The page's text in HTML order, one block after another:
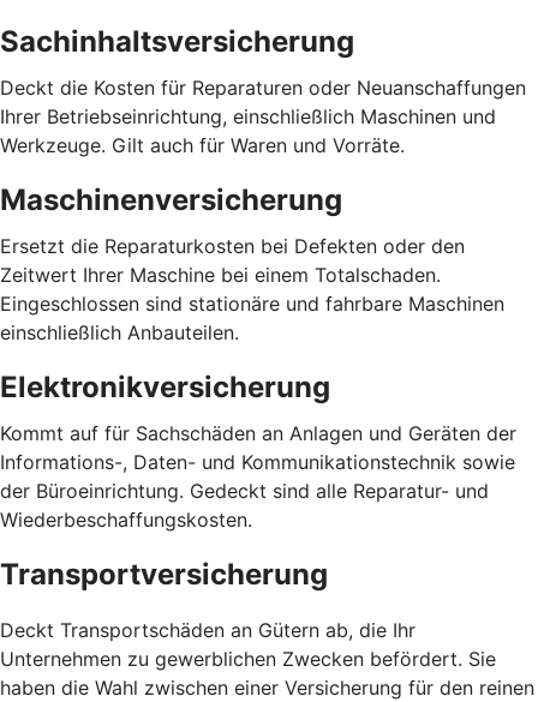
Sachinhaltsversicherung
Deckt die Kosten für Reparaturen oder Neuanschaffungen
Ihrer Betriebseinrichtung, einschließlich Maschinen und
Werkzeuge. Gilt auch für Waren und Vorräte.
Maschinenversicherung
Ersetzt die Reparaturkosten bei Defekten oder den
Zeitwert Ihrer Maschine bei einem Totalschaden.
Eingeschlossen sind stationäre und fahrbare Maschinen
einschließlich Anbauteilen.
Elektronikversicherung
Kommt auf für Sachschäden an Anlagen und Geräten der
Informations-, Daten- und Kommunikationstechnik sowie
der Büroeinrichtung. Gedeckt sind alle Reparatur- und
Wiederbeschaffungskosten.
Transportversicherung
Deckt Transportschäden an Gütern ab, die Ihr
Unternehmen zu gewerblichen Zwecken befördert. Sie
haben die Wahl zwischen einer Versicherung für den reinen